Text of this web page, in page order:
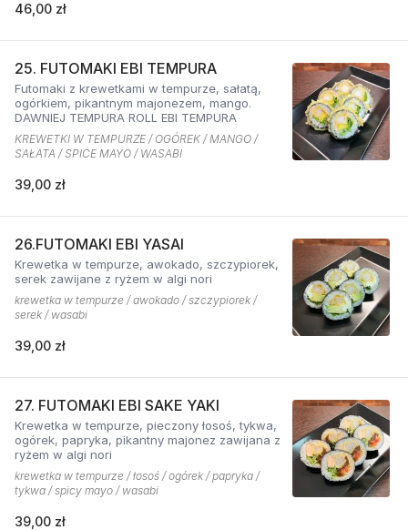
46,00 zł
25. FUTOMAKI EBI TEMPURA
Futomaki z krewetkami w tempurze, sałatą,
ogórkiem, pikantnym majonezem, mango.
DAWNIEJ TEMPURA ROLL EBI TEMPURA
KREWETKI W TEMPURZE / OGÓREK / MANGO /
SAŁATA / SPICE MAYO / WASABI
39,00 zł
26.FUTOMAKI EBI YASAI
Krewetka w tempurze, awokado, szczypiorek,
serek zawijane z ryżem w algi nori
krewetka w tempurze / awokado / szczypiorek /
serek / wasabi
39,00 zł
27. FUTOMAKI EBI SAKE YAKI
Krewetka w tempurze, pieczony łosoś, tykwa,
ogórek, papryka, pikantny majonez zawijana z
ryżem w algi nori
krewetka w tempurze / łosoś / ogórek / papryka /
tykwa / spicy mayo / wasabi
39,00 zł